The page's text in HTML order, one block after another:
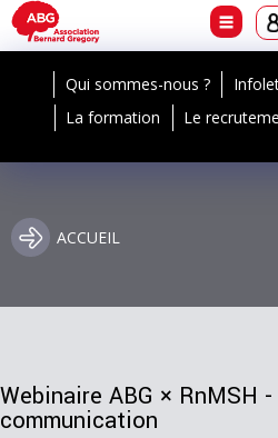
Qui sommes-nous ?
La formation
Le
ACCUEIL
Webinaire ABG × RnMSH
communication